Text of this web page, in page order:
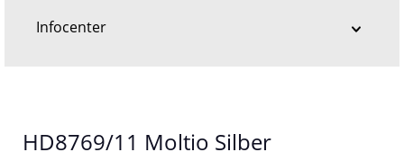
Infocenter
HD8769/11 Moltio Silber